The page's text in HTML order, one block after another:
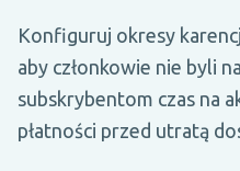
Konfiguruj okresy
aby członkowie nie byli
subskrybentom czas na
płatności przed utratą